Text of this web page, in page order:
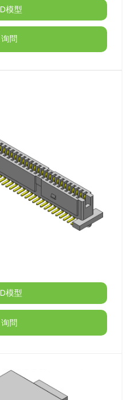
模型
询問
模型
询問